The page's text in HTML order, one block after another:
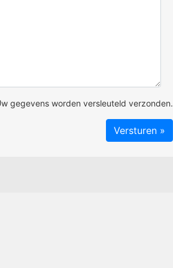
gegevens worden versleuteld verzonden.